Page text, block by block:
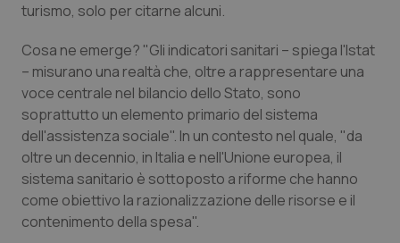
Lombardia
Marche
Molise
Piemonte
Disturbi dell’umore
Dolore
Donna & Salute
Epatiti
HIV
turismo, solo per citarne alcuni.
Cosa ne emerge? "Gli indicatori sanitari – spiega l'Istat
– misurano una realtà che, oltre a rappresentare una
voce centrale nel bilancio dello Stato, sono
soprattutto un elemento primario del sistema
dell'assistenza sociale". In un contesto nel quale, "da
oltre un decennio, in Italia e nell'Unione europea, il
sistema sanitario è sottoposto a riforme che hanno
come obiettivo la razionalizzazione delle risorse e il
contenimento della spesa".